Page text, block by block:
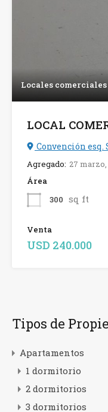
Locales comerciales
LOCAL
Convención esq.
Agregado: 27 marzo,
Área
300 sq ft
Venta
USD 240.000
Tipos de
Apartamentos
1 dormitorio
2 dormitorios
3 dormitorios